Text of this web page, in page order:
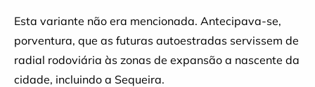
Esta variante não era mencionada. Antecipava-se,
porventura, que as futuras autoestradas servissem de
radial rodoviária às zonas de expansão a nascente da
cidade, incluindo a Sequeira.